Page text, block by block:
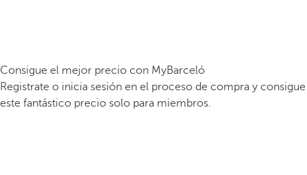
Consigue el mejor precio con MyBarceló
Registrate o inicia sesión en el proceso de compra y consigue
este fantástico precio solo para miembros.